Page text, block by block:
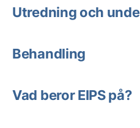
Utredning och
Behandling
Vad beror EIPS på?